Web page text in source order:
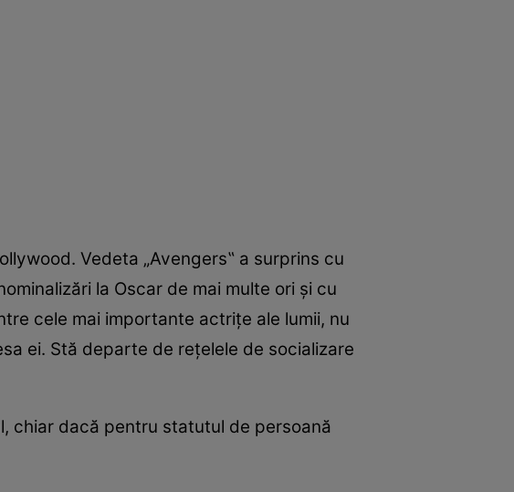
Vedeta „Avengers‟ a surprins cu
la Oscar de mai multe ori şi cu
cele mai importante actriţe ale lumii, nu
ei. Stă departe de reţelele de socializare
chiar dacă pentru statutul de persoană